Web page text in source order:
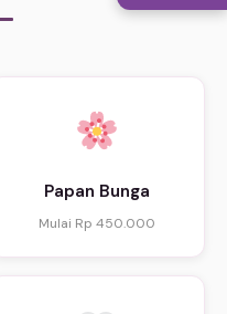
Papan Bunga
Mulai Rp 450.000